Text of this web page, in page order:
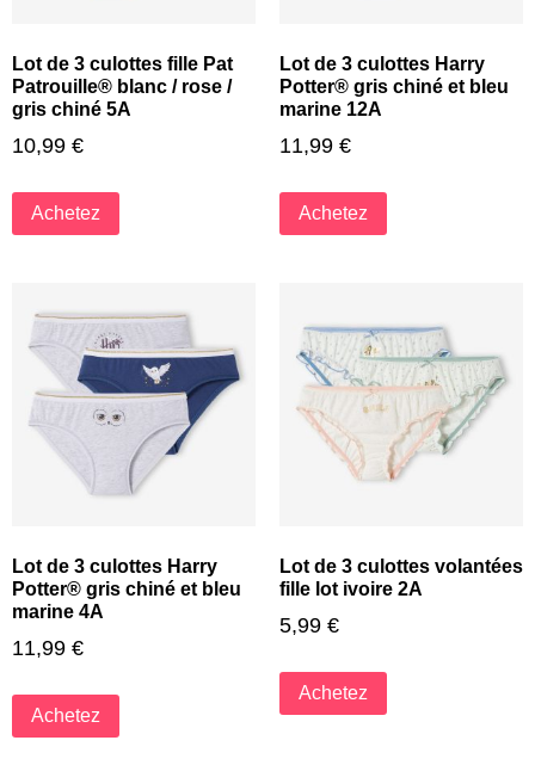
Lot de 3 culottes fille Pat
Patrouille® blanc / rose /
gris chiné 5A
10,99 €
Achetez
Lot de 3 culottes Harry
Potter® gris chiné et bleu
marine 12A
11,99 €
Achetez
Lot de 3 culottes Harry
Potter® gris chiné et bleu
marine 4A
11,99 €
Achetez
Lot de 3 culottes volantées
fille lot ivoire 2A
5,99 €
Achetez